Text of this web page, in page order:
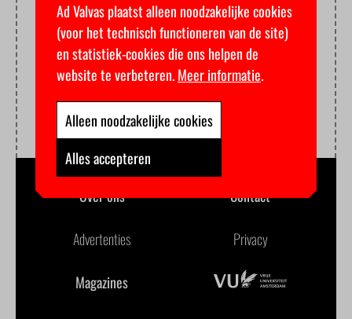
Over ons Contact
Advertenties Privacy
Magazines
Ad Valvas plaatst alleen noodzakelijke cookies
(voor het technisch functioneren van de site)
en statistiek-cookies die ons helpen de
website te verbeteren.Meer informatie.
Alleen noodzakelijke cookies
Alles accepteren